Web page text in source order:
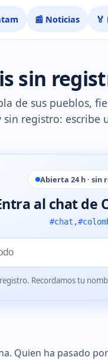
📰 Noticias
sin
de sus pueblos,
registro: escribe
Abierta 24 h · sin
al chat de
Recordamos tu
Quien ha pasado